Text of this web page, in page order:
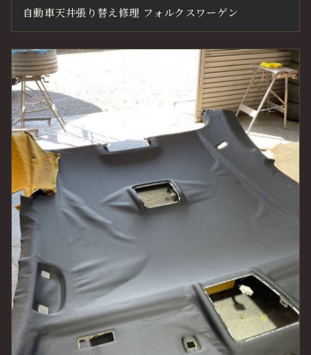
自動車天井張り替え修理 フォルクスワーゲン